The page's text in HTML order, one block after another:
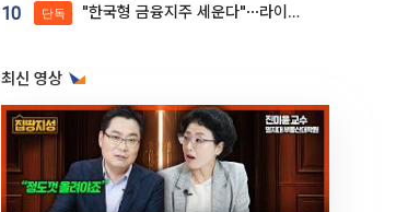
10 단독 "한국형 금융지주 세운다"⋯라이나생명, 대주주 변경으로 지주사 전환 첫발
최신 영상